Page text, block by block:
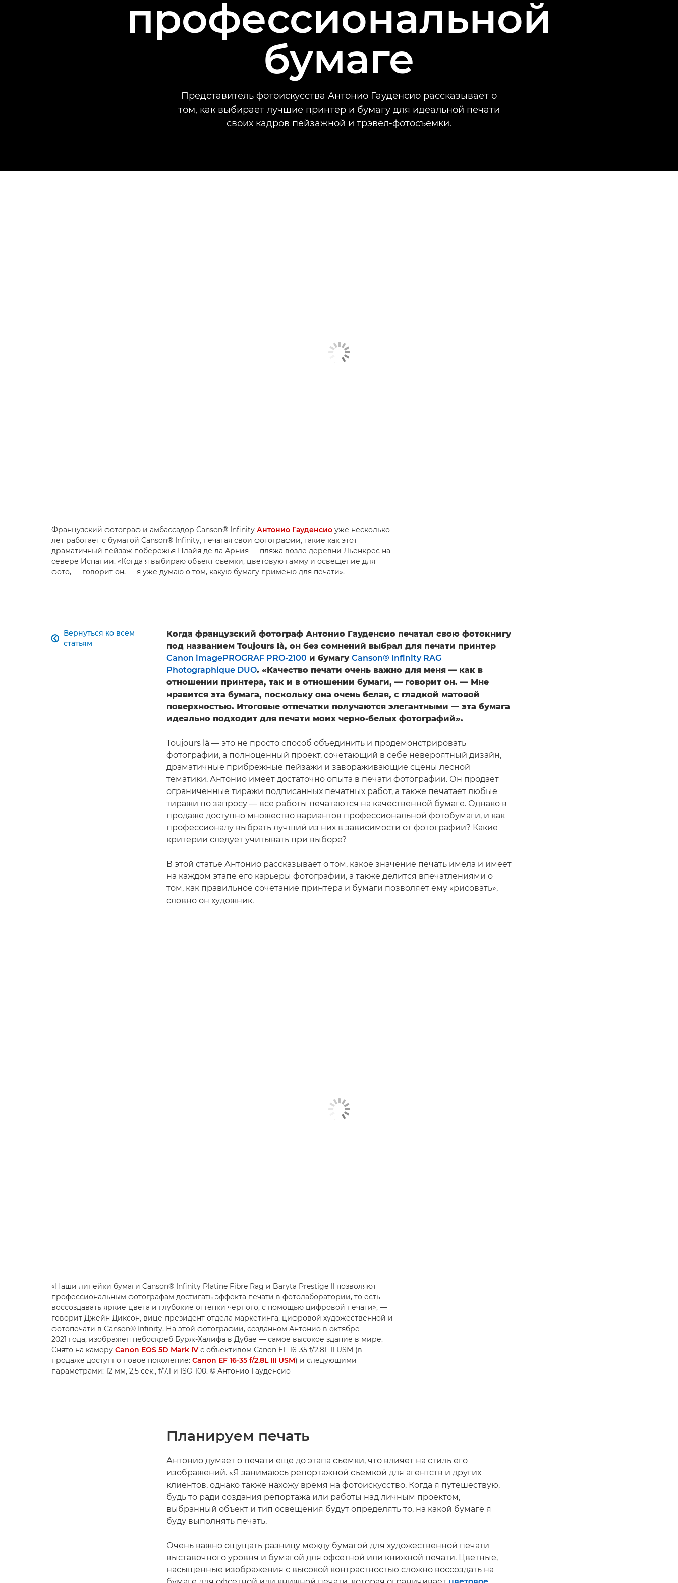
профессиональной
бумаге
Представитель фотоискусства Антонио Гауденсио рассказывает о
том, как выбирает лучшие принтер и бумагу для идеальной печати
своих кадров пейзажной и трэвел-фотосъемки.
Французский фотограф и амбассадор Canson® Infinity Антонио Гауденсио уже несколько
лет работает с бумагой Canson® Infinity, печатая свои фотографии, такие как этот
драматичный пейзаж побережья Плайя де ла Арния — пляжа возле деревни Льенкрес на
севере Испании. «Когда я выбираю объект съемки, цветовую гамму и освещение для
фото, — говорит он, — я уже думаю о том, какую бумагу применю для печати».
Вернуться ко всем
статьям

Когда французский фотограф Антонио Гауденсио печатал свою фотокнигу
под названием Toujours là, он без сомнений выбрал для печати принтер
Canon imagePROGRAF PRO-2100 и бумагу Canson® Infinity RAG
Photographique DUO. «Качество печати очень важно для меня — как в
отношении принтера, так и в отношении бумаги, — говорит он. — Мне
нравится эта бумага, поскольку она очень белая, с гладкой матовой
поверхностью. Итоговые отпечатки получаются элегантными — эта бумага
идеально подходит для печати моих черно-белых фотографий».
Toujours là — это не просто способ объединить и продемонстрировать
фотографии, а полноценный проект, сочетающий в себе невероятный дизайн,
драматичные прибрежные пейзажи и завораживающие сцены лесной
тематики. Антонио имеет достаточно опыта в печати фотографии. Он продает
ограниченные тиражи подписанных печатных работ, а также печатает любые
тиражи по запросу — все работы печатаются на качественной бумаге. Однако в
продаже доступно множество вариантов профессиональной фотобумаги, и как
профессионалу выбрать лучший из них в зависимости от фотографии? Какие
критерии следует учитывать при выборе?
В этой статье Антонио рассказывает о том, какое значение печать имела и имеет
на каждом этапе его карьеры фотографии, а также делится впечатлениями о
том, как правильное сочетание принтера и бумаги позволяет ему «рисовать»,
словно он художник.
«Наши линейки бумаги Canson® Infinity Platine Fibre Rag и Baryta Prestige II позволяют
профессиональным фотографам достигать эффекта печати в фотолаборатории, то есть
воссоздавать яркие цвета и глубокие оттенки черного, с помощью цифровой печати», —
говорит Джейн Диксон, вице-президент отдела маркетинга, цифровой художественной и
фотопечати в Canson® Infinity. На этой фотографии, созданном Антонио в октябре
2021 года, изображен небоскреб Бурж-Халифа в Дубае — самое высокое здание в мире.
Снято на камеру Canon EOS 5D Mark IV с объективом Canon EF 16-35 f/2.8L II USM (в
продаже доступно новое поколение: Canon EF 16-35 f/2.8L III USM) и следующими
параметрами: 12 мм, 2,5 сек., f/7.1 и ISO 100. © Антонио Гауденсио
Планируем печать
Антонио думает о печати еще до этапа съемки, что влияет на стиль его
изображений. «Я занимаюсь репортажной съемкой для агентств и других
клиентов, однако также нахожу время на фотоискусство. Когда я путешествую,
будь то ради создания репортажа или работы над личным проектом,
выбранный объект и тип освещения будут определять то, на какой бумаге я
буду выполнять печать.
Очень важно ощущать разницу между бумагой для художественной печати
выставочного уровня и бумагой для офсетной или книжной печати. Цветные,
насыщенные изображения с высокой контрастностью сложно воссоздать на